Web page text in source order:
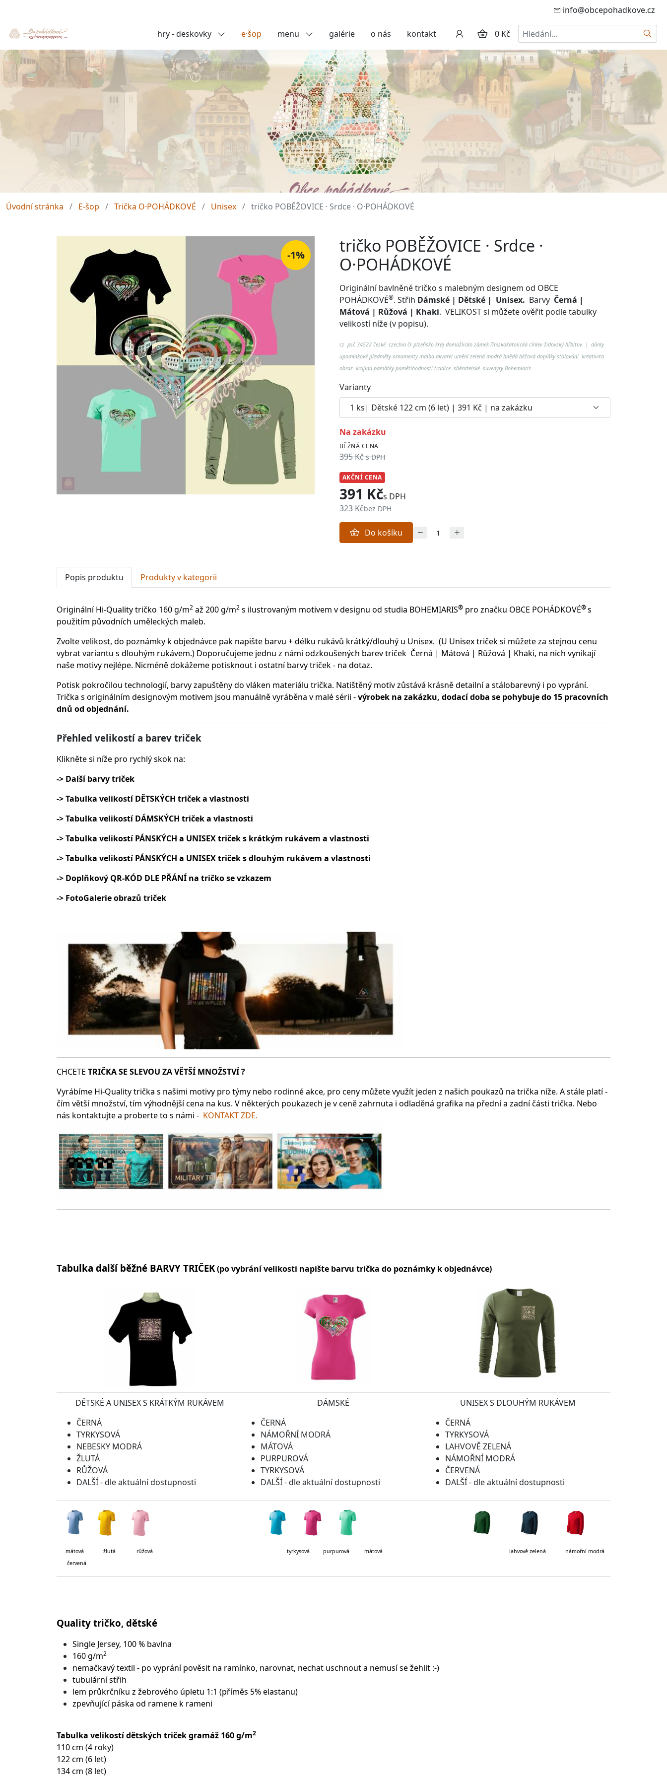
info@obcepohadkove.cz
hry - deskovky e·šop menu galérie o nás kontakt 0 Kč Hledat
Úvodní stránka E-šop Trička O·POHÁDKOVÉ Unisex tričko POBĚŽOVICE · Srdce · O·POHÁDKOVÉ
-1%
tričko POBĚŽOVICE · Srdce ·
O·POHÁDKOVÉ
Originální bavlněné tričko s malebným designem od OBCE
POHÁDKOVÉ®. Střih Dámské | Dětské | Unisex. Barvy Černá |
Mátová | Růžová | Khaki. VELIKOST si můžete ověřit podle tabulky
velikostí níže (v popisu).
cz psč 34522 české czechia čr plzeňsko kraj domažlicko zámek římskokatolická církev židovský hřbitov | dárky
upomínkové předměty ornamenty malba akvarel umění zelená modrá hnědá béžová doplňky stolování kreativita
obraz krajina památky pamětihodnosti tradice sběratelské suvenýry Bohemiaris
Varianty
na zakázku
BĚŽNÁ CENA
395 Kč s DPH
AKČNÍ CENA
391 Kčs DPH
323 Kčbez DPH
Do košíku
Popis produktu Produkty v kategorii
Originální Hi-Quality tričko 160 g/m2 až 200 g/m2 s ilustrovaným motivem v designu od studia BOHEMIARIS® pro značku OBCE POHÁDKOVÉ®s
použitím původních uměleckých maleb.
Zvolte velikost, do poznámky k objednávce pak napište barvu + délku rukávů krátký/dlouhý u Unisex. (U Unisex triček si můžete za stejnou cenu
vybrat variantu s dlouhým rukávem.) Doporučujeme jednu z námi odzkoušených barev triček Černá | Mátová | Růžová | Khaki, na nich vynikají
naše motivy nejlépe. Nicméně dokážeme potisknout i ostatní barvy triček - na dotaz.
Potisk pokročilou technologií, barvy zapuštěny do vláken materiálu trička. Natištěný motiv zůstává krásně detailní a stálobarevný i po vyprání.
Trička s originálním designovým motivem jsou manuálně vyráběna v malé sérii -výrobek na zakázku, dodací doba se pohybuje do 15 pracovních
dnů od objednání.
Přehled velikostí a barev triček
Klikněte si níže pro rychlý skok na:
-> Další barvy triček
-> Tabulka velikostí DĚTSKÝCH triček a vlastnosti
-> Tabulka velikostí DÁMSKÝCH triček a vlastnosti
-> Tabulka velikostí PÁNSKÝCH a UNISEX triček s krátkým rukávem a vlastnosti
-> Tabulka velikostí PÁNSKÝCH a UNISEX triček s dlouhým rukávem a vlastnosti
-> Doplňkový QR-KÓD DLE PŘÁNÍ na tričko se vzkazem
-> FotoGalerie obrazů triček
CHCETE TRIČKA SE SLEVOU ZA VĚTŠÍ MNOŽSTVÍ ?
Vyrábíme Hi-Quality trička s našimi motivy pro týmy nebo rodinné akce, pro ceny můžete využít jeden z našich poukazů na trička níže. A stále platí -
čím větší množství, tím výhodnější cena na kus. V některých poukazech je v ceně zahrnuta i odladěná grafika na přední a zadní části trička. Nebo
nás kontaktujte a proberte to s námi - KONTAKT ZDE.
Tabulka další běžné BARVY TRIČEK(po vybrání velikosti napište barvu trička do poznámky k objednávce)
DĚTSKÉ A UNISEX S KRÁTKÝM RUKÁVEM
ČERNÁ
TYRKYSOVÁ
NEBESKY MODRÁ
ŽLUTÁ
RŮŽOVÁ
DALŠÍ - dle aktuální dostupnosti
DÁMSKÉ
ČERNÁ
NÁMOŘNÍ MODRÁ
MÁTOVÁ
PURPUROVÁ
TYRKYSOVÁ
DALŠÍ - dle aktuální dostupnosti
UNISEX S DLOUHÝM RUKÁVEM
ČERNÁ
TYRKYSOVÁ
LAHVOVĚ ZELENÁ
NÁMOŘNÍ MODRÁ
ČERVENÁ
DALŠÍ - dle aktuální dostupnosti
mátová
žlutá růžová tyrkysová purpurová mátová lahvově zelená námořní modrá
červená
Quality tričko, dětské
Single Jersey, 100 % bavlna
160 g/m2
nemačkavý textil - po vyprání pověsit na ramínko, narovnat, nechat uschnout a nemusí se žehlit :-)
tubulární střih
lem průkrčníku z žebrového úpletu 1:1 (příměs 5% elastanu)
zpevňující páska od ramene k rameni
Tabulka velikostí dětských triček gramáž 160 g/m2
110 cm (4 roky)
122 cm (6 let)
134 cm (8 let)